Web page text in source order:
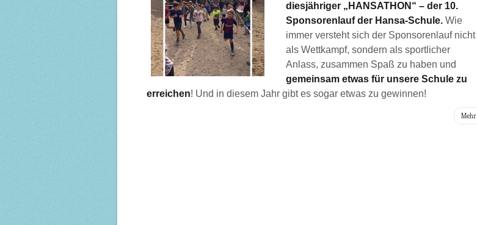
diesjähriger „HANSATHON“ – der 10.
Sponsorenlauf der Hansa-Schule. Wie
immer versteht sich der Sponsorenlauf nicht
als Wettkampf, sondern als sportlicher
Anlass, zusammen Spaß zu haben und
gemeinsam etwas für unsere Schule zu
erreichen! Und in diesem Jahr gibt es sogar etwas zu gewinnen!
Mehr